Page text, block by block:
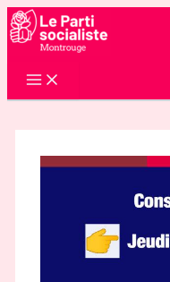
Aller
au